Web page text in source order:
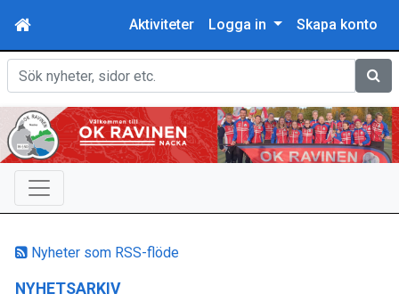
Aktiviteter Logga in Skapa konto
Sök
Nyheter som RSS-flöde
NYHETSARKIV